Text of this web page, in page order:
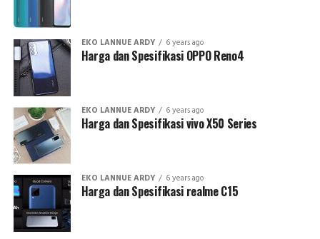
EKO LANNUE ARDY 6 years ago
Harga dan Spesifikasi OPPO Reno4
EKO LANNUE ARDY 6 years ago
Harga dan Spesifikasi vivo X50 Series
EKO LANNUE ARDY 6 years ago
Harga dan Spesifikasi realme C15